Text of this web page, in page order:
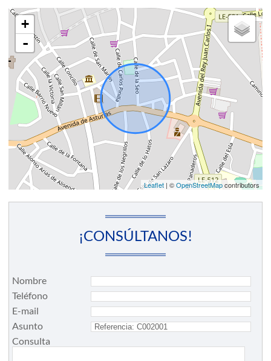
+
-
Leaflet| ©OpenStreetMapcontributors
¡CONSÚLTANOS!
Nombre
Teléfono
E-mail
Asunto
Consulta